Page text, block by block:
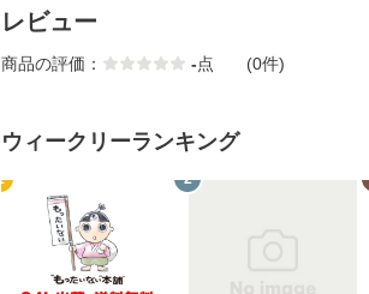
レビュー
商品の評価： -点 (0件)
ウィークリーランキング
1 2